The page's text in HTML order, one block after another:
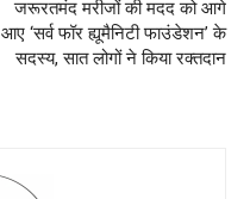
जरूरतमंद मरीजों की मदद को आगे
आए ‘सर्व फॉर ह्यूमैनिटी फाउंडेशन’ के
सदस्य, सात लोगों ने किया रक्तदान